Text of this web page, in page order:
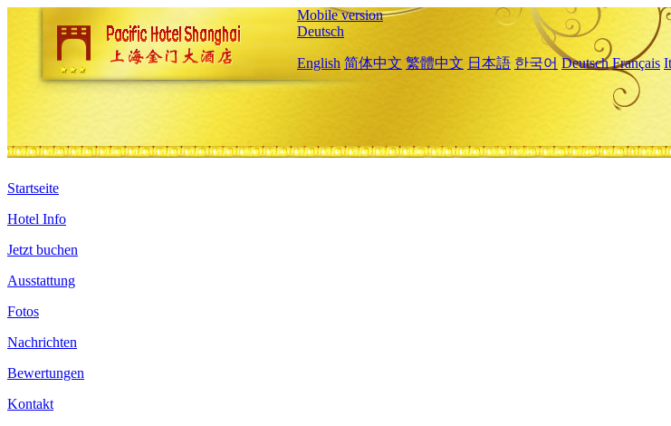
Mobile version
Deutsch
English 简体中文 繁體中文 日本語 한국어 Deutsch Français
Startseite
Hotel Info
Jetzt buchen
Ausstattung
Fotos
Nachrichten
Bewertungen
Kontakt